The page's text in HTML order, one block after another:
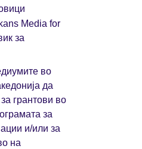
Media for
за
во
да
грантови во
за
и/или за
на